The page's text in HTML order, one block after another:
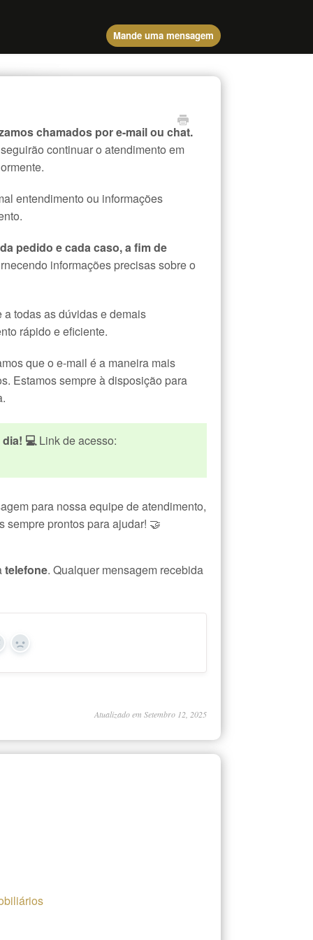
Mande uma mensagem
chamados por e-mail ou chat.
continuar o atendimento em
entendimento ou informações
pedido e cada caso, a fim de
informações precisas sobre o
todas as dúvidas e demais
rápido e eficiente.
que o e-mail é a maneira mais
Estamos sempre à disposição para
💻Link de acesso:
para nossa equipe de atendimento,
sempre prontos para ajudar! 🤝
telefone. Qualquer mensagem recebida
No
Atualizado em Setembro 12, 2025